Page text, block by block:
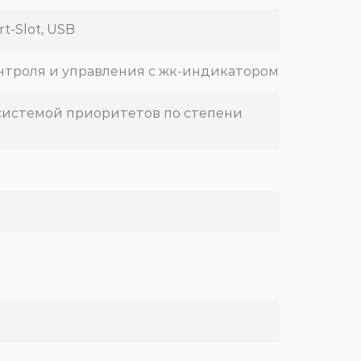
Slot, USB
и управления с жк-индикатором
приоритетов по степени